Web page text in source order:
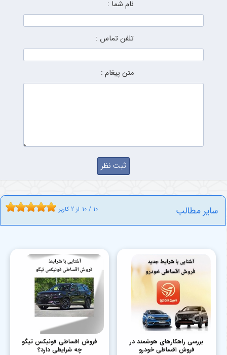
نام شما :
تلفن تماس :
متن پیغام :
سایر مطالب 10 / 10 از 2 کاربر
بررسی راهکارهای هوشمند در
فروش اقساطی خودرو
فروش اقساطی فونیکس تیگو
چه شرایطی دارد؟